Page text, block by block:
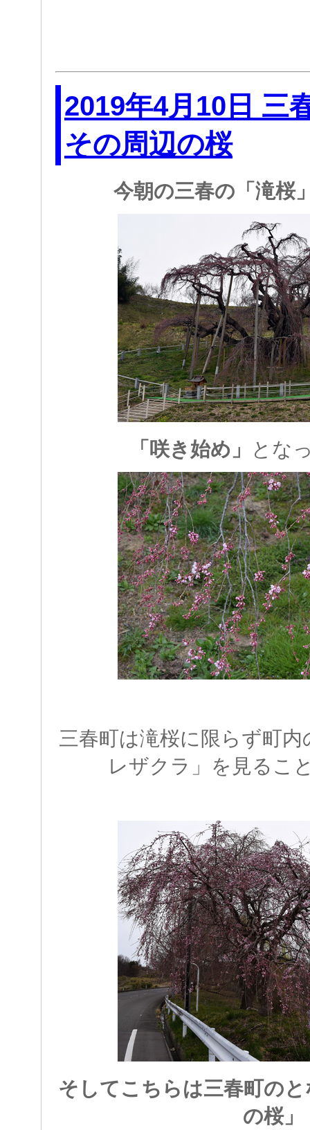
2019年4月10日 三
その周辺の桜
今朝の三春の「滝桜
「咲き始め」 とな
三春町は滝桜に限らず町
レザクラ」を見るこ
そしてこちらは三春町の
の桜」